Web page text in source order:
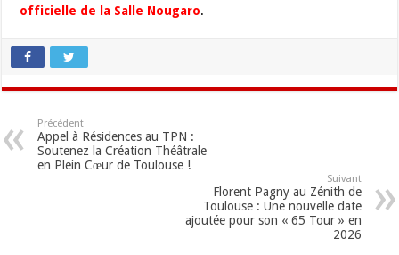
officielle de la Salle Nougaro.
Précédent
Appel à Résidences au TPN :
Soutenez la Création Théâtrale
en Plein Cœur de Toulouse !
Suivant
Florent Pagny au Zénith de
Toulouse : Une nouvelle date
ajoutée pour son « 65 Tour » en
2026